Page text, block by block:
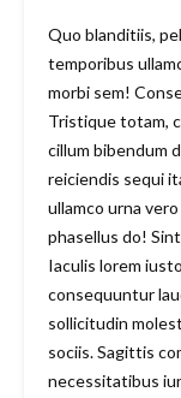
Quo blanditiis,
temporibus
morbi sem!
Tristique totam,
cillum bibendum
reiciendis sequi
ullamco urna
phasellus do!
Iaculis lorem
consequuntur
sollicitudin
sociis. Sagittis
necessitatibus